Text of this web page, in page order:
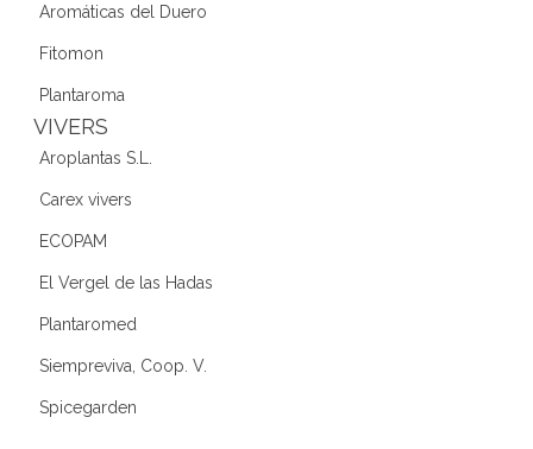
Aromáticas del Duero
Fitomon
Plantaroma
VIVERS
Aroplantas S.L.
Carex vivers
ECOPAM
El Vergel de las Hadas
Plantaromed
Siempreviva, Coop. V.
Spicegarden